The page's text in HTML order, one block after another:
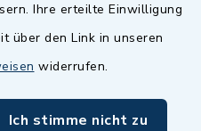
Ihre erteilte Einwilligung
über den Link in unseren
widerrufen.
Ich stimme nicht zu